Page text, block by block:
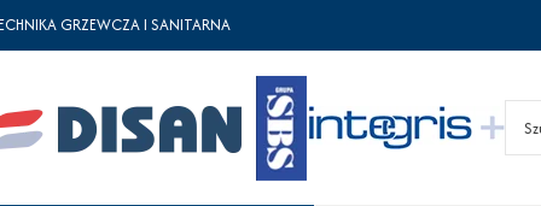
GRZEWCZA I SANITARNA